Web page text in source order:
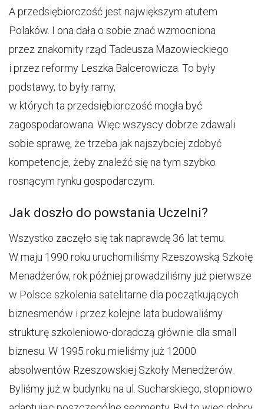
A przedsiębiorczość jest największym atutem
Polaków. I ona dała o sobie znać wzmocniona
przez znakomity rząd Tadeusza Mazowieckiego
i przez reformy Leszka Balcerowicza. To były
podstawy, to były ramy,
w których ta przedsiębiorczość mogła być
zagospodarowana. Więc wszyscy dobrze zdawali
sobie sprawę, że trzeba jak najszybciej zdobyć
kompetencje, żeby znaleźć się na tym szybko
rosnącym rynku gospodarczym.
Jak doszło do powstania Uczelni?
Wszystko zaczęło się tak naprawdę 36 lat temu.
W maju 1990 roku uruchomiliśmy Rzeszowską Szkołę
Menadżerów, rok później prowadziliśmy już pierwsze
w Polsce szkolenia satelitarne dla początkujących
biznesmenów i przez kolejne lata budowaliśmy
strukturę szkoleniowo-doradczą głównie dla small
biznesu. W 1995 roku mieliśmy już 12000
absolwentów Rzeszowskiej Szkoły Menedżerów.
Byliśmy już w budynku na ul. Sucharskiego, stopniowo